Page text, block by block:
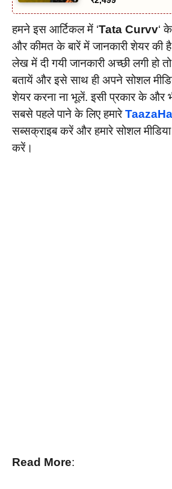
हमने इस आर्टिकल में ‘Tata Curvv‘
और कीमत के बारें में जानकारी शेयर
लेख में दी गयी जानकारी अच्छी लगी
बतायें और इसे साथ ही अपने सोशल
शेयर करना ना भूलें. इसी प्रकार के और
सबसे पहले पाने के लिए हमारे
सब्सक्राइब करें और हमारे सोशल
करें।
Read More: